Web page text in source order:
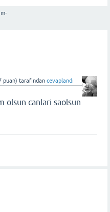
puan) tarafından cevaplandı
olsun canlari saolsun